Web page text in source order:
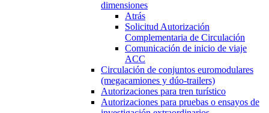
dimensiones
Atrás
Solicitud Autorización
Complementaria de Circulación
Comunicación de inicio de viaje
ACC
Circulación de conjuntos euromodulares
(megacamiones y dúo-trailers)
Autorizaciones para tren turístico
Autorizaciones para pruebas o ensayos de